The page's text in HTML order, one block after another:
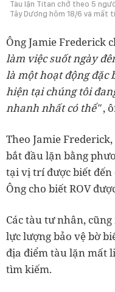
Tàu lặn Titan chở theo 5
Tây Dương hôm 18/6 và mất
Ông Jamie Frederick
làm việc suốt ngày
là một hoạt động đặc
hiện tại chúng tôi
nhanh nhất có thể",
Theo Jamie
bắt đầu lặn bằng
tại vị trí được biết đến
Ông cho biết ROV
Các tàu tư nhân,
lực lượng bảo vệ bờ
địa điểm tàu lặn mất
tìm kiếm.